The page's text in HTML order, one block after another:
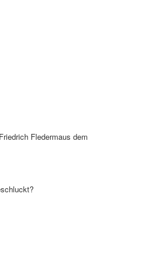
Fledermaus dem